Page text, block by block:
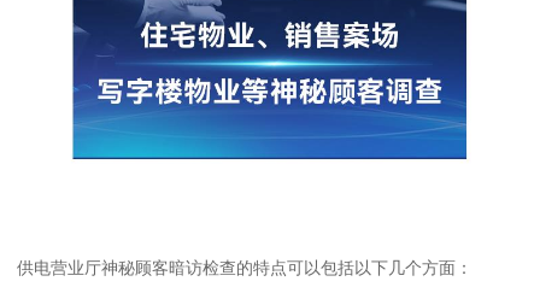
供电营业厅神秘顾客暗访检查的特点可以包括以下几个方面：